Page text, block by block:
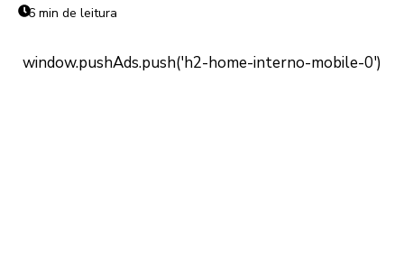
6 min de leitura